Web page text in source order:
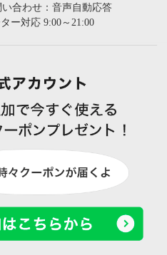
合わせ：音声自動応答
ー対応 9:00～21:00